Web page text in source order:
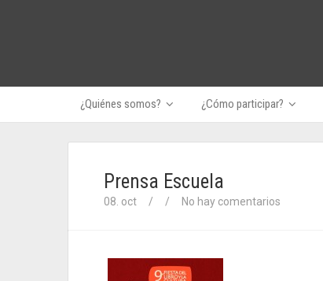
¿Quiénes somos? ¿Cómo participar?
Prensa Escuela
08. oct / / No hay comentarios